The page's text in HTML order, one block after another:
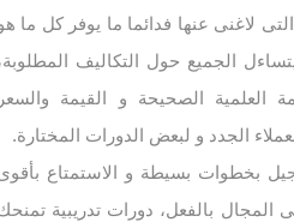
لاغنى عنها فدائما ما يوفر كل ما
الجميع حول التكاليف
العلمية الصحيحة و القيمة والسعر
الجدد و لبعض الدورات المختارة.
بخطوات بسيطة و الاستمتاع
المجال بالفعل، دورات تدريبية